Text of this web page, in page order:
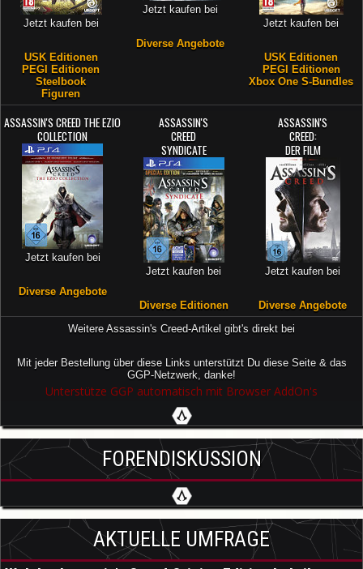
Jetzt kaufen bei
USK Editionen
PEGI Editionen
Steelbook
Figuren
Jetzt kaufen bei
Diverse Angebote
Jetzt kaufen bei
USK Editionen
PEGI Editionen
Xbox One S-Bundles
ASSASSIN'S CREED THE EZIO
COLLECTION
Jetzt kaufen bei
Diverse Angebote
ASSASSIN'S
CREED
SYNDICATE
Jetzt kaufen bei
Diverse Editionen
ASSASSIN'S
CREED:
DER FILM
Jetzt kaufen bei
Diverse Angebote
Weitere Assassin's Creed-Artikel gibt's direkt bei
Mit jeder Bestellung über diese Links unterstützt Du diese Seite & das
GGP-Netzwerk, danke!
Unterstütze GGP automatisch mit Browser AddOn's
FORENDISKUSSION
AKTUELLE UMFRAGE